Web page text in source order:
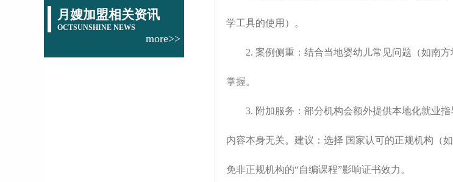
月嫂加盟相关资讯
OCTSUNSHINE NEWS
more>>
学工具的使用）。
2. 案例侧重：结合当地婴幼儿常见问题（如南
掌握。
3. 附加服务：部分机构会额外提供本地化就业
内容本身无关。建议：选择 国家认可的正规机构（
免非正规机构的“自编课程”影响证书效力。